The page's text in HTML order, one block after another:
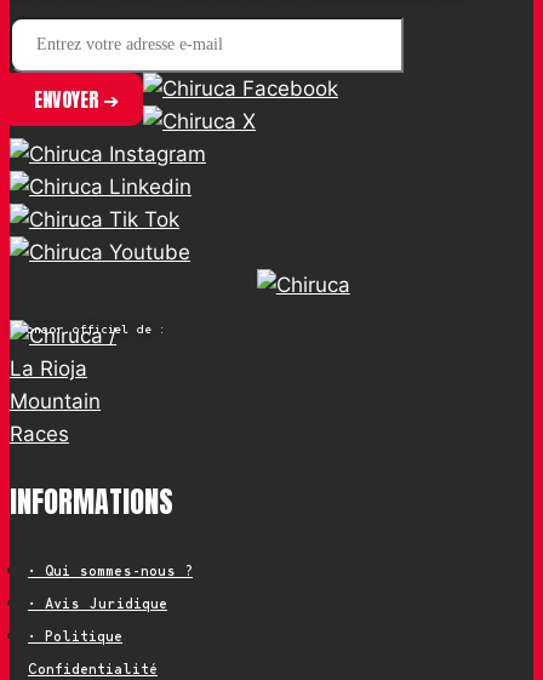
Sponsor officiel de :
INFORMATIONS
• Qui sommes-nous ?
• Avis Juridique
• Politique
Confidentialité